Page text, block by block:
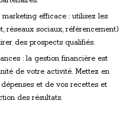
efficace : utilisez les
réseaux sociaux, référencement)
des prospects qualifiés.
: la gestion financière est
de votre activité. Mettez en
et de vos recettes et
des résultats.